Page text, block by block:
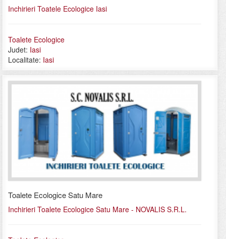
Inchirieri Toatele Ecologice Iasi
Toalete Ecologice
Judet: Iasi
Localitate: Iasi
Toalete Ecologice Satu Mare
Inchirieri Toalete Ecologice Satu Mare - NOVALIS S.R.L.